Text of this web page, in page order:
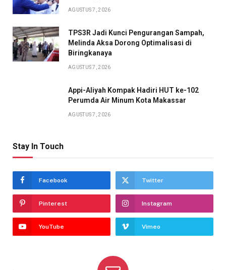
AGUSTUS 7, 2026
TPS3R Jadi Kunci Pengurangan Sampah,
Melinda Aksa Dorong Optimalisasi di
Biringkanaya
AGUSTUS 7, 2026
Appi-Aliyah Kompak Hadiri HUT ke-102
Perumda Air Minum Kota Makassar
AGUSTUS 7, 2026
Stay In Touch
Facebook Twitter
Pinterest Instagram
YouTube Vimeo